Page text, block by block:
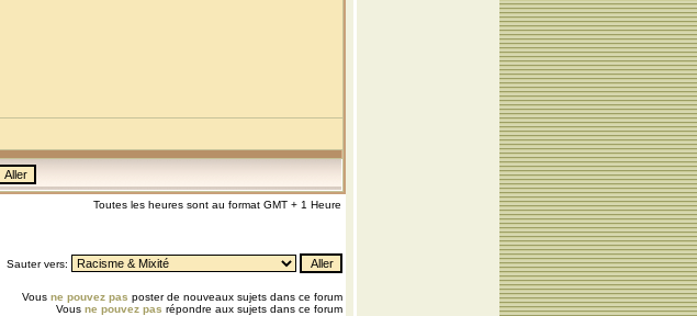
Toutes les heures sont au format GMT + 1 Heure
Sauter vers:
Vous ne pouvez pas poster de nouveaux sujets dans ce forum
Vous ne pouvez pas répondre aux sujets dans ce forum